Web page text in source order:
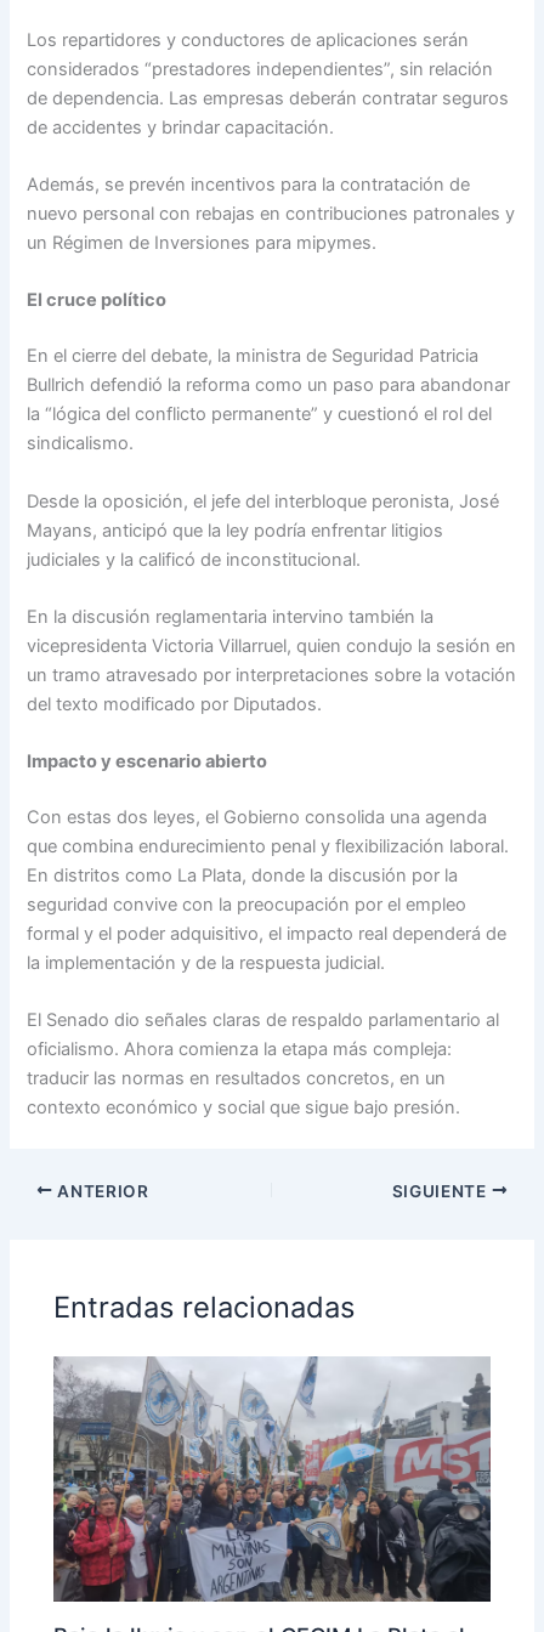
Los repartidores y conductores de aplicaciones serán
considerados “prestadores independientes”, sin relación
de dependencia. Las empresas deberán contratar seguros
de accidentes y brindar capacitación.
Además, se prevén incentivos para la contratación de
nuevo personal con rebajas en contribuciones patronales y
un Régimen de Inversiones para mipymes.
El cruce político
En el cierre del debate, la ministra de Seguridad Patricia
Bullrich defendió la reforma como un paso para abandonar
la “lógica del conflicto permanente” y cuestionó el rol del
sindicalismo.
Desde la oposición, el jefe del interbloque peronista, José
Mayans, anticipó que la ley podría enfrentar litigios
judiciales y la calificó de inconstitucional.
En la discusión reglamentaria intervino también la
vicepresidenta Victoria Villarruel, quien condujo la sesión en
un tramo atravesado por interpretaciones sobre la votación
del texto modificado por Diputados.
Impacto y escenario abierto
Con estas dos leyes, el Gobierno consolida una agenda
que combina endurecimiento penal y flexibilización laboral.
En distritos como La Plata, donde la discusión por la
seguridad convive con la preocupación por el empleo
formal y el poder adquisitivo, el impacto real dependerá de
la implementación y de la respuesta judicial.
El Senado dio señales claras de respaldo parlamentario al
oficialismo. Ahora comienza la etapa más compleja:
traducir las normas en resultados concretos, en un
contexto económico y social que sigue bajo presión.
ANTERIOR SIGUIENTE
Entradas relacionadas